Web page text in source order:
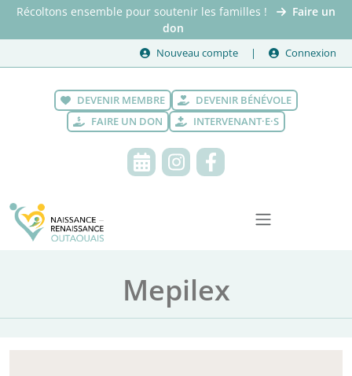
Récoltons ensemble pour soutenir les familles !
Faire un
don
Nouveau compte Connexion
DEVENIR MEMBRE
DEVENIR BÉNÉVOLE
FAIRE UN DON
INTERVENANT·E·S
Mepilex